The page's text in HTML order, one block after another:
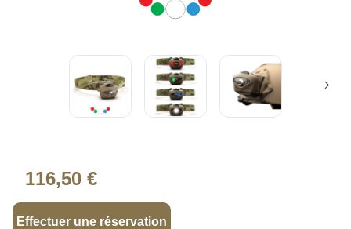
116,50 €
Effectuer une réservation